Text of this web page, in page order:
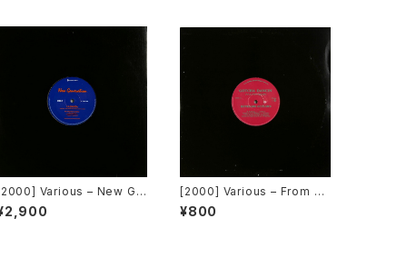
Various – New Ge
/ Back To The
~私もDiscoへ連れ
[2000] Various – From Su
per Dance Freak Vol. 83
/ Back To The "Disco" ~
¥800